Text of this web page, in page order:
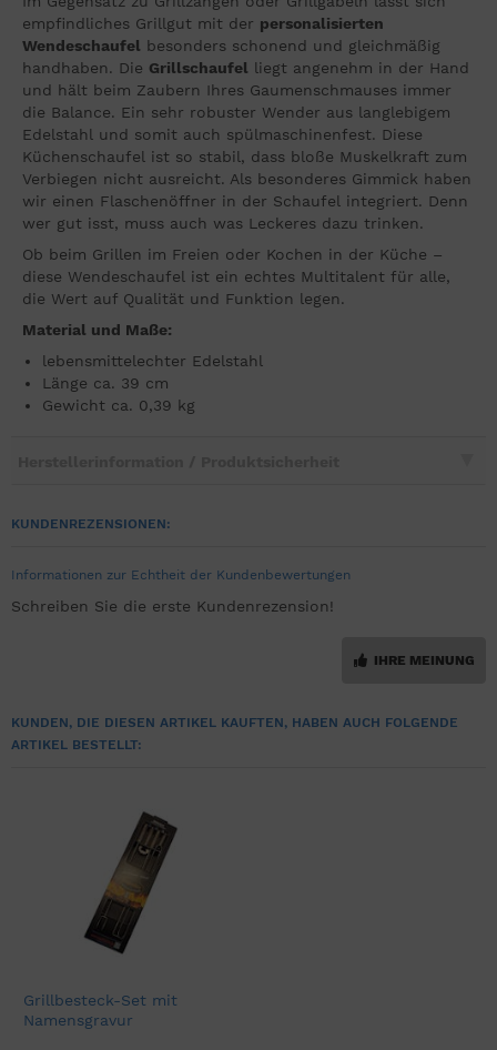
empfindliches Grillgut mit der personalisierten
Wendeschaufel besonders schonend und gleichmäßig
handhaben. Die Grillschaufel liegt angenehm in der Hand
und hält beim Zaubern Ihres Gaumenschmauses immer
die Balance. Ein sehr robuster Wender aus langlebigem
Edelstahl und somit auch spülmaschinenfest. Diese
Küchenschaufel ist so stabil, dass bloße Muskelkraft zum
Verbiegen nicht ausreicht. Als besonderes Gimmick haben
wir einen Flaschenöffner in der Schaufel integriert. Denn
wer gut isst, muss auch was Leckeres dazu trinken.
Ob beim Grillen im Freien oder Kochen in der Küche –
diese Wendeschaufel ist ein echtes Multitalent für alle,
die Wert auf Qualität und Funktion legen.
Material und Maße:
lebensmittelechter Edelstahl
Länge ca. 39 cm
Gewicht ca. 0,39 kg
KUNDENREZENSIONEN:
Informationen zur Echtheit der Kundenbewertungen
Schreiben Sie die erste Kundenrezension!
IHRE MEINUNG
KUNDEN, DIE DIESEN ARTIKEL KAUFTEN, HABEN AUCH FOLGENDE
ARTIKEL BESTELLT:
Grillbesteck-Set mit
Namensgravur